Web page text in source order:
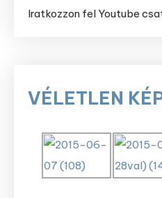
Iratkozzon fel Youtube
VÉLETLEN